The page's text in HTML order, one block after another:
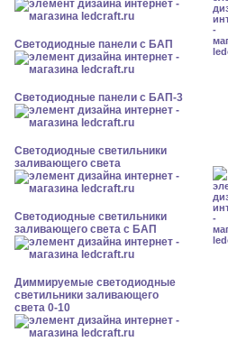
Cветодиодные панели с БАП
Cветодиодные панели с БАП-3
Светодиодные светильники
заливающего света
Светодиодные светильники
заливающего света с БАП
Диммируемые светодиодные
светильники заливающего
света 0-10